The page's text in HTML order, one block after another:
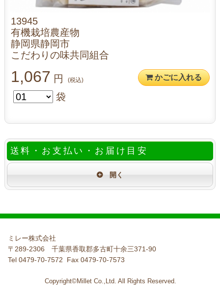
13945
有機栽培農産物
静岡県静岡市
こだわりの味共同組合
1,067 円 (税込) かごに入れる
袋
送料・お支払い・お届け目安
ミレー株式会社
〒289-2306 千葉県香取郡多古町十余三371-90
Tel 0479-70-7572 Fax 0479-70-7573
Copyright©Millet Co.,Ltd. All Rights Reserved.